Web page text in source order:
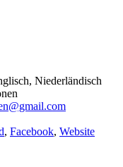
Niederländisch
, Facebook, Website